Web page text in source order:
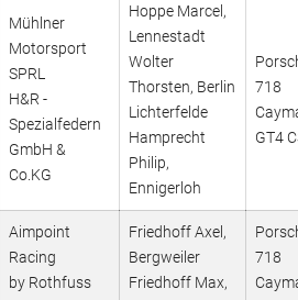
Mühlner
Motorsport
SPRL
H&R -
Spezialfedern
GmbH &
Co.KG
Hoppe Marcel,
Lennestadt
Wolter
Thorsten, Berlin
Lichterfelde
Hamprecht
Philip,
Ennigerloh
718
GT4
Aimpoint
Racing
by Rothfuss
Friedhoff Axel,
Bergweiler
Friedhoff Max,
718